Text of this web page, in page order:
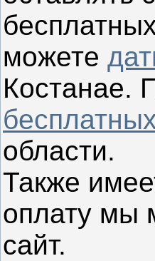
можете
Костанае.
области.
Также
оплату мы
сайт.